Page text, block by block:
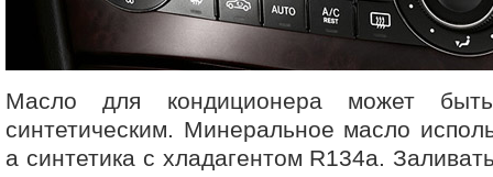
Масло для кондиционера может
синтетическим. Минеральное масло
а синтетика с хладагентом R134a.